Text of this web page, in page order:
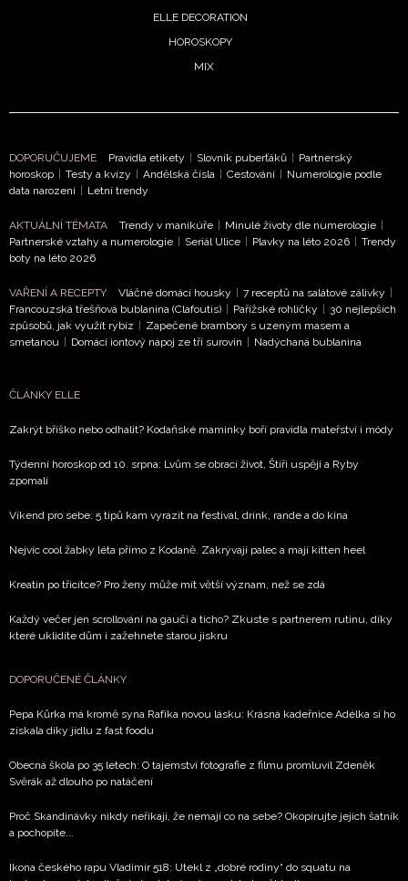
ODESLAT
Přihlášením k newsletteru souhlasíte sObchodními
podmínkami společnosti BurdaMedia Extra s.r.o.a
potvrzujete, že jste se seznámili se Zásadami
vyhodnocení akce a zasílání novinek.
Chcete navíc dostávat i další zajímavé a exkluzivní
informace od našich partnerů? Pokud souhlasíte se
zpracováním údajů k tomuto účelu podle
ELLE DECORATION
HOROSKOPY
MIX
DOPORUČUJEME Pravidla etikety | Slovník puberťáků | Partnerský
horoskop | Testy a kvízy | Andělská čísla | Cestování | Numerologie podle
data narození | Letní trendy
AKTUÁLNÍ TÉMATA Trendy v manikúře | Minulé životy dle numerologie |
Partnerské vztahy a numerologie | Seriál Ulice | Plavky na léto 2026 | Trendy
boty na léto 2026
VAŘENÍ A RECEPTY Vláčné domácí housky | 7 receptů na salátové zálivky |
Francouzská třešňová bublanina (Clafoutis) | Pařížské rohlíčky | 30 nejlepších
způsobů, jak využít rybíz | Zapečené brambory s uzeným masem a
smetanou | Domácí iontový nápoj ze tří surovin | Nadýchaná bublanina
ČLÁNKY ELLE
Zakrýt bříško nebo odhalit? Kodaňské maminky boří pravidla mateřství i módy
Týdenní horoskop od 10. srpna: Lvům se obrací život, Štíři uspějí a Ryby
zpomalí
Víkend pro sebe: 5 tipů kam vyrazit na festival, drink, rande a do kina
Nejvíc cool žabky léta přímo z Kodaně. Zakrývají palec a mají kitten heel
Kreatin po třicítce? Pro ženy může mít větší význam, než se zdá
Každý večer jen scrollování na gauči a ticho? Zkuste s partnerem rutinu, díky
které uklidíte dům i zažehnete starou jiskru
DOPORUČENÉ ČLÁNKY
Pepa Kůrka má kromě syna Rafíka novou lásku: Krásná kadeřnice Adélka si ho
získala díky jídlu z fast foodu
Obecná škola po 35 letech: O tajemství fotografie z filmu promluvil Zdeněk
Svěrák až dlouho po natáčení
Proč Skandinávky nikdy neříkají, že nemají co na sebe? Okopírujte jejich šatník
a pochopíte...
Ikona českého rapu Vladimír 518: Utekl z „dobré rodiny“ do squatu na